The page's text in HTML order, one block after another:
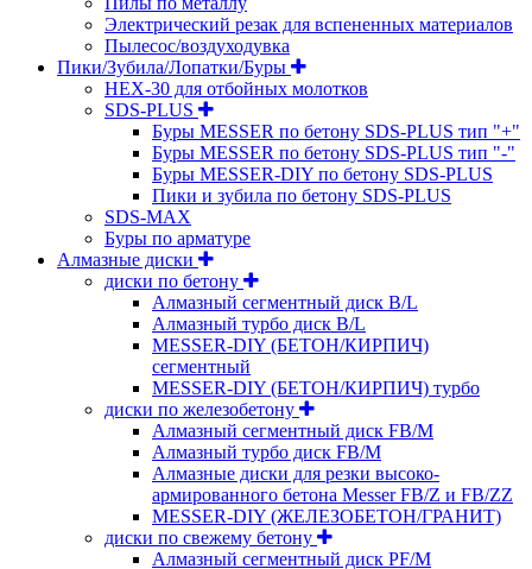
Электрический резак для вспененных материалов
Пылесос/воздуходувка
Пики/Зубила/Лопатки/Буры
HEX-30 для отбойных молотков
SDS-PLUS
Буры MESSER по бетону SDS-PLUS тип "+"
Буры MESSER по бетону SDS-PLUS тип "-"
Буры MESSER-DIY по бетону SDS-PLUS
Пики и зубила по бетону SDS-PLUS
SDS-MAX
Буры по арматуре
Алмазные диски
диски по бетону
Алмазный сегментный диск B/L
Алмазный турбо диск B/L
MESSER-DIY (БЕТОН/КИРПИЧ)
сегментный
MESSER-DIY (БЕТОН/КИРПИЧ) турбо
диски по железобетону
Алмазный сегментный диск FB/M
Алмазный турбо диск FB/M
Алмазные диски для резки высоко-
армированного бетона Messer FB/Z и FB/ZZ
MESSER-DIY (ЖЕЛЕЗОБЕТОН/ГРАНИТ)
диски по свежему бетону
Алмазный сегментный диск PF/M